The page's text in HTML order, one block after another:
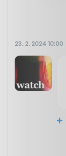
23. 2. 2024 10:00